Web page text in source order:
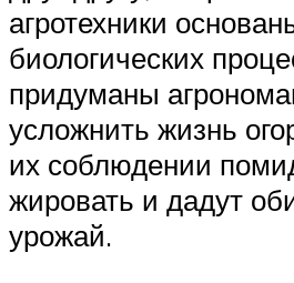
агротехники
биологических
придуманы
усложнить жизнь
их соблюдении
жировать и дадут
урожай.